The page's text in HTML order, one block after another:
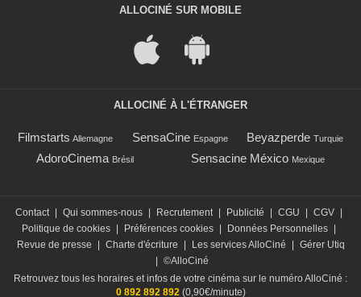
ALLOCINÉ SUR MOBILE
ALLOCINÉ À L'ÉTRANGER
Filmstarts Allemagne SensaCine Espagne Beyazperde Turquie
AdoroCinema Brésil Sensacine México Mexique
Contact Qui sommes-nous Recrutement Publicité CGU CGV
Politique de cookies
Préférences cookies Données Personnelles
Revue de presse
Charte d'écriture Les services AlloCiné
Gérer Utiq
©AlloCiné
Retrouvez tous les horaires et infos de votre cinéma sur le numéro AlloCiné :
0 892 892 892(0,90€/minute)